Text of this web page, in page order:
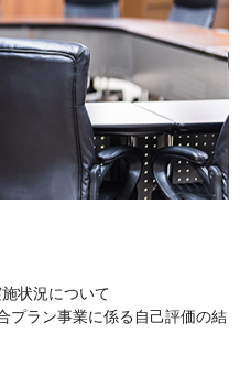
状況について
プラン事業に係る自己評価の結